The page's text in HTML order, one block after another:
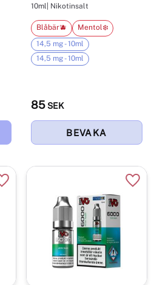
10ml| Nikotinsalt
85 SEK
Blåbär🫐
Mentol❄️
14,5 mg - 10ml
14,5 mg - 10ml
Lägg till i favoriter